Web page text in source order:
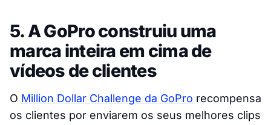
5. A GoPro construiu uma
marca inteira em cima de
vídeos de clientes
O Million Dollar Challenge da GoPro recompensa
os clientes por enviarem os seus melhores clips